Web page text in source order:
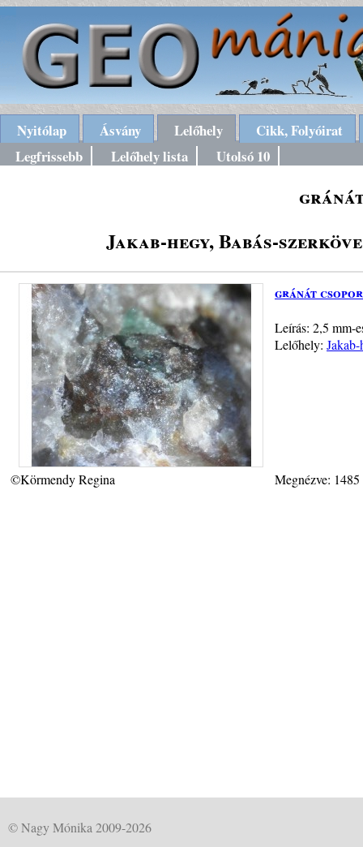
Nyitólap Ásvány Lelőhely
Cikk, Folyóirat
Legfrissebb
Lelőhely lista Utolsó 10
Jakab-hegy, Babás-
gránát
Leírás: 2,5 mm-
Lelőhely:
©Körmendy Regina Megnézve:
© Nagy Mónika 2009-2026